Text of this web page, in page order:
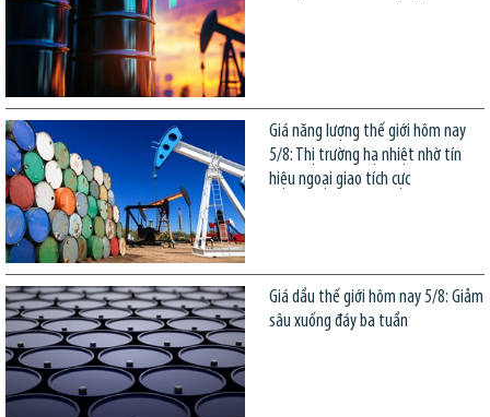
Giá năng lượng thế giới hôm nay
5/8: Thị trường hạ nhiệt nhờ tín
hiệu ngoại giao tích cực
Giá dầu thế giới hôm nay 5/8: Giảm
sâu xuống đáy ba tuần